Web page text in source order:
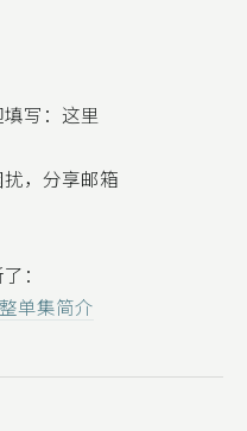
写：这里
，分享邮箱
：
单集简介